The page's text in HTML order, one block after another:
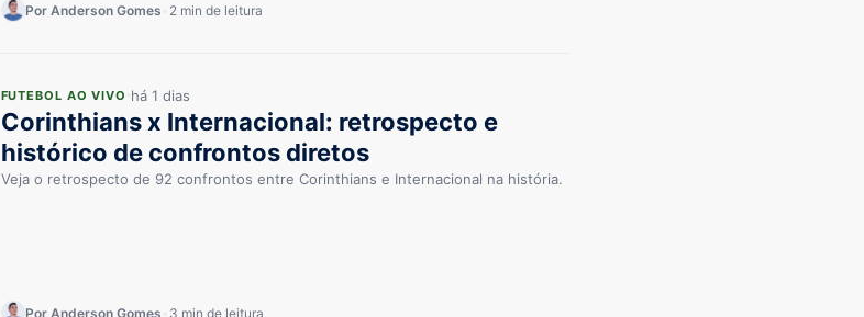
Por Anderson Gomes 2 min de leitura
FUTEBOL AO VIVO há 1 dias
Corinthians x Internacional: retrospecto e
histórico de confrontos diretos
Veja o retrospecto de 92 confrontos entre Corinthians e Internacional na história.
Por Anderson Gomes 3 min de leitura